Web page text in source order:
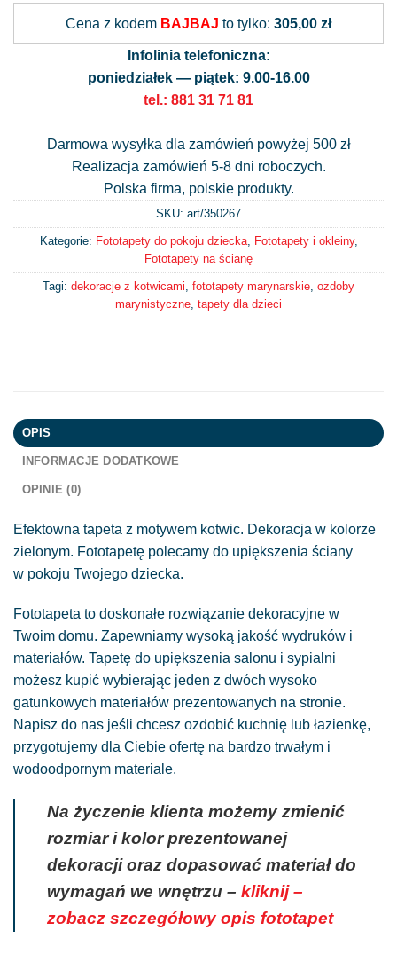
Cena z kodem BAJBAJ to tylko: 305,00 zł
Infolinia telefoniczna:
poniedziałek — piątek: 9.00-16.00
tel.: 881 31 71 81
Darmowa wysyłka dla zamówień powyżej 500 zł
Realizacja zamówień 5-8 dni roboczych.
Polska firma, polskie produkty.
SKU: art/350267
Kategorie: Fototapety do pokoju dziecka, Fototapety i okleiny,
Fototapety na ścianę
Tagi: dekoracje z kotwicami fototapety marynarskie ozdoby
marynistyczne tapety dla dzieci
OPIS
INFORMACJE DODATKOWE
OPINIE (0)
Efektowna tapeta z motywem kotwic. Dekoracja w kolorze
zielonym. Fototapetę polecamy do upiększenia ściany
w pokoju Twojego dziecka.
Fototapeta to doskonałe rozwiązanie dekoracyjne w
Twoim domu. Zapewniamy wysoką jakość wydruków i
materiałów. Tapetę do upiększenia salonu i sypialni
możesz kupić wybierając jeden z dwóch wysoko
gatunkowych materiałów prezentowanych na stronie.
Napisz do nas jeśli chcesz ozdobić kuchnię lub łazienkę,
przygotujemy dla Ciebie ofertę na bardzo trwałym i
wodoodpornym materiale.
Na życzenie klienta możemy zmienić
rozmiar i kolor prezentowanej
dekoracji oraz dopasować materiał do
wymagań we wnętrzu – kliknij –
zobacz szczegółowy opis fototapet